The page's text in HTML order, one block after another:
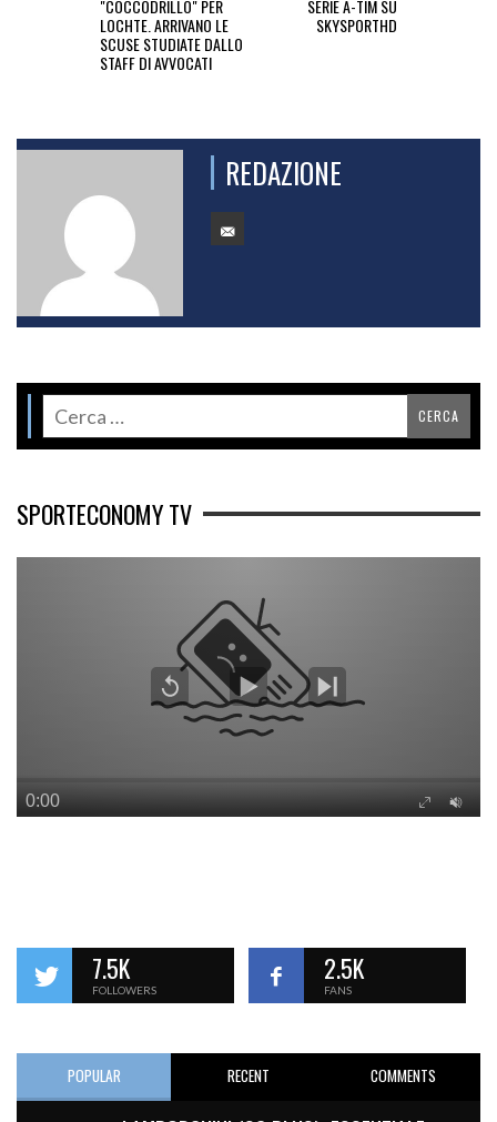
"COCCODRILLO" PER
LOCHTE. ARRIVANO LE
SCUSE STUDIATE DALLO
STAFF DI AVVOCATI
SERIE A-TIM SU
SKYSPORTHD
REDAZIONE
SPORTECONOMY TV
7.5K
FOLLOWERS
2.5K
FANS
POPULAR RECENT COMMENTS